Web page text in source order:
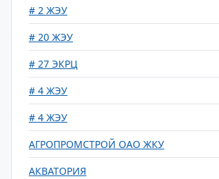
# 2 ЖЭУ
# 20 ЖЭУ
# 27 ЭКРЦ
# 4 ЖЭУ
# 4 ЖЭУ
АГРОПРОМСТРОЙ ОАО ЖКУ
АКВАТОРИЯ